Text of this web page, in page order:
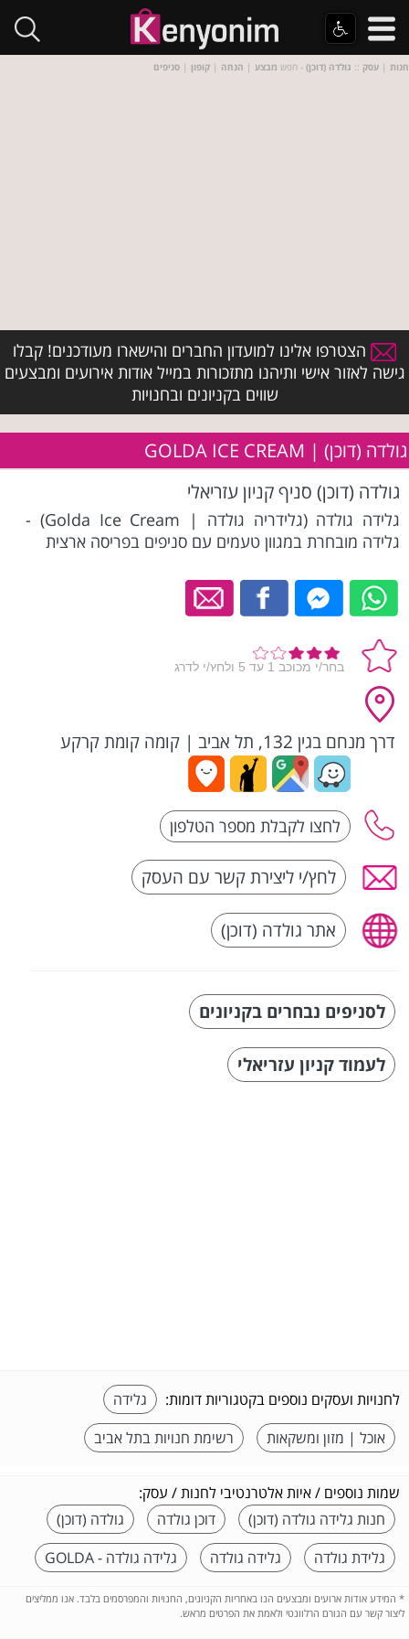
חנות | עסק :: גולדה (דוכן) - חפש מבצע | הנחה | קופון | סניפים
הצטרפו אלינו למועדון החברים והישארו מעודכנים! קבלו
גישה לאזור אישי ותיהנו מתזכורות במייל אודות אירועים ומבצעים
שווים בקניונים ובחנויות
גולדה (דוכן) | GOLDA ICE CREAM
גולדה (דוכן) סניף קניון עזריאלי
גלידה גולדה (גלידריה גולדה | Golda Ice Cream) -
גלידה מובחרת במגוון טעמים עם סניפים בפריסה ארצית
דרך מנחם בגין 132, תל אביב | קומה קומת קרקע
לחץ/י ליצירת קשר עם העסק
אתר גולדה (דוכן)
לסניפים נבחרים בקניונים
לעמוד קניון עזריאלי
לחנויות ועסקים נוספים בקטגוריות דומות:
גלידה
אוכל | מזון ומשקאות
רשימת חנויות בתל אביב
שמות נוספים / איות אלטרנטיבי לחנות / עסק:
חנות גלידה גולדה (דוכן)
דוכן גולדה
גולדה (דוכן)
גלידת גולדה
גלידה גולדה גלידה גולדה - GOLDA
* המידע אודות ארועים ומבצעים הנו באחריות הקניונים, החנויות והמפרסמים בלבד. אנו ממליצים
ליצור קשר עם הגורם הרלוונטי ולאמת את הפרטים מראש.